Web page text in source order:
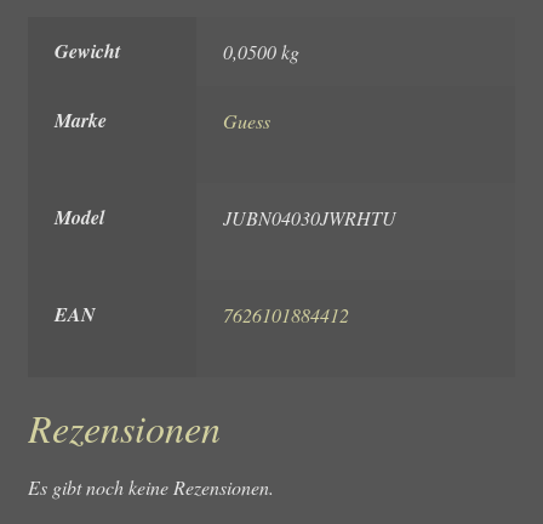
Gewicht 0,0500 kg
Marke Guess
Model JUBN04030JWRHTU
EAN 7626101884412
Rezensionen
Es gibt noch keine Rezensionen.